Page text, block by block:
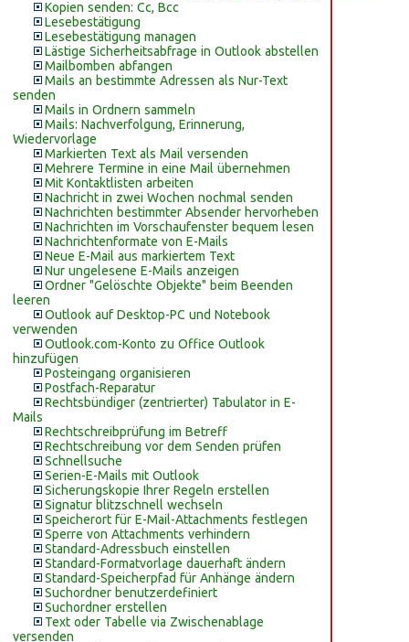
Kopien senden: Cc, Bcc
Lesebestätigung
Lesebestätigung managen
Lästige Sicherheitsabfrage in Outlook abstellen
Mailbomben abfangen
Mails an bestimmte Adressen als Nur-Text
senden
Mails in Ordnern sammeln
Mails: Nachverfolgung, Erinnerung,
Wiedervorlage
Markierten Text als Mail versenden
Mehrere Termine in eine Mail übernehmen
Mit Kontaktlisten arbeiten
Nachricht in zwei Wochen nochmal senden
Nachrichten bestimmter Absender hervorheben
Nachrichten im Vorschaufenster bequem lesen
Nachrichtenformate von E-Mails
Neue E-Mail aus markiertem Text
Nur ungelesene E-Mails anzeigen
Ordner "Gelöschte Objekte" beim Beenden
leeren
Outlook auf Desktop-PC und Notebook
verwenden
Outlook.com-Konto zu Office Outlook
hinzufügen
Posteingang organisieren
Postfach-Reparatur
Rechtsbündiger (zentrierter) Tabulator in E-
Mails
Rechtschreibprüfung im Betreff
Rechtschreibung vor dem Senden prüfen
Schnellsuche
Serien-E-Mails mit Outlook
Sicherungskopie Ihrer Regeln erstellen
Signatur blitzschnell wechseln
Speicherort für E-Mail-Attachments festlegen
Sperre von Attachments verhindern
Standard-Adressbuch einstellen
Standard-Formatvorlage dauerhaft ändern
Standard-Speicherpfad für Anhänge ändern
Suchordner benutzerdefiniert
Suchordner erstellen
Text oder Tabelle via Zwischenablage
versenden